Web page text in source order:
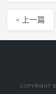
< 上一篇
COPYRIGHT